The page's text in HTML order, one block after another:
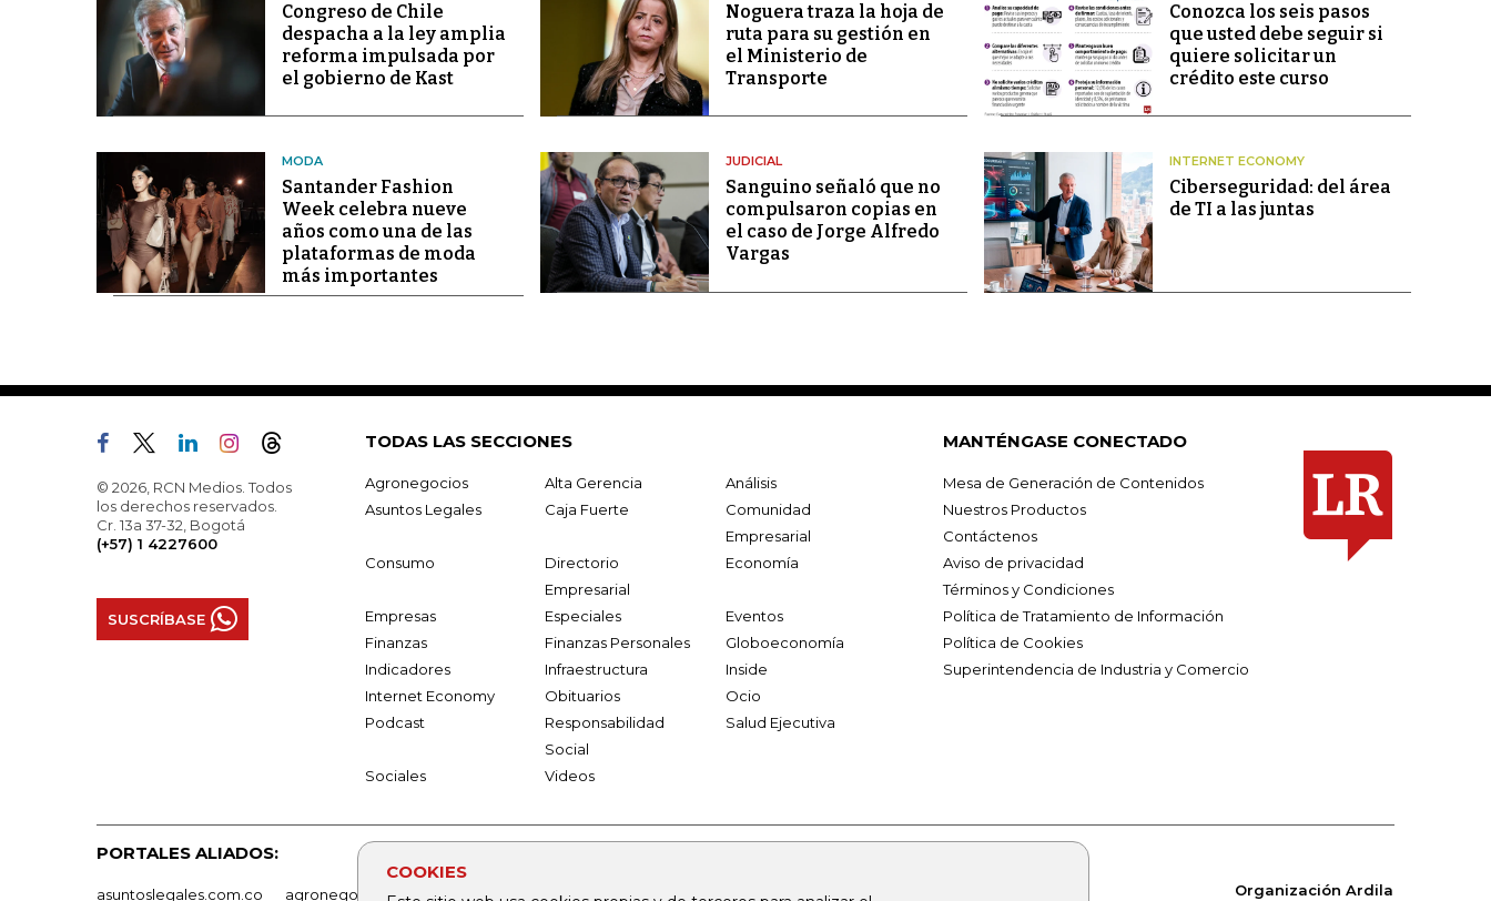
COOKIES
Congreso de Chile
despacha a la ley amplia
reforma impulsada por
el gobierno de Kast
Noguera traza la hoja de
ruta para su gestión en
el Ministerio de
Transporte
Conozca los seis pasos
que usted debe seguir si
quiere solicitar un
crédito este curso
MODA
Santander Fashion
Week celebra nueve
años como una de las
plataformas de moda
más importantes
JUDICIAL
Sanguino señaló que no
compulsaron copias en
el caso de Jorge Alfredo
Vargas
INTERNET ECONOMY
Ciberseguridad: del área
de TI a las juntas
© 2026, RCN Medios. Todos
los derechos reservados.
Cr. 13a 37-32, Bogotá
(+57) 1 4227600
SUSCRÍBASE
TODAS LAS SECCIONES
Agronegocios Alta Gerencia
Análisis
Asuntos Legales
Caja Fuerte
Comunidad
Empresarial
Consumo
Directorio
Empresarial
Economía
Empresas Especiales
Eventos
Finanzas
Finanzas Personales
Globoeconomía
Indicadores
Infraestructura
Inside
Internet Economy
Obituarios
Ocio
Podcast
Responsabilidad
Social
Salud Ejecutiva
Sociales Videos
MANTÉNGASE CONECTADO
Mesa de Generación de Contenidos
Nuestros Productos
Contáctenos
Aviso de privacidad
Términos y Condiciones
Política de Tratamiento de Información
Política de Cookies
Superintendencia de Industria y Comercio
PORTALES ALIADOS:
asuntoslegales.com.co agronegocios.co empresas.larepublica.co firmasdeabogados.com bolsaencolombia.com
Organización Ardila